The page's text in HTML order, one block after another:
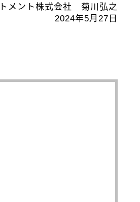
メント株式会社 菊川弘之
2024年5月27日